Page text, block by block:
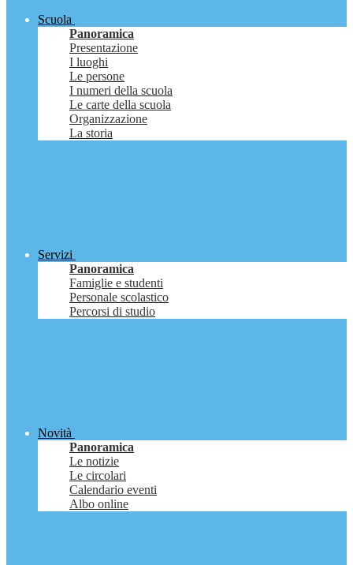
Scuola
Panoramica
Presentazione
I luoghi
Le persone
I numeri della scuola
Le carte della scuola
Organizzazione
La storia
Servizi
Panoramica
Famiglie e studenti
Personale scolastico
Percorsi di studio
Novità
Panoramica
Le notizie
Le circolari
Calendario eventi
Albo online